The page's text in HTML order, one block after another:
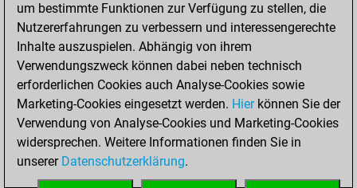
improve your
openings knowledge
onMyMoves
Play and
follow your friends'
games on Play
Solve some
beautiful and
um bestimmte Funktionen zur Verfügung zu stellen, die
Nutzererfahrungen zu verbessern und interessengerechte
Inhalte auszuspielen. Abhängig von ihrem
Verwendungszweck können dabei neben technisch
erforderlichen Cookies auch Analyse-Cookies sowie
Marketing-Cookies eingesetzt werden. Hierkönnen Sie der
Verwendung von Analyse-Cookies und Marketing-Cookies
widersprechen. Weitere Informationen finden Sie in
unserer Datenschutzerklärung.